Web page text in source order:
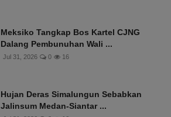
Meksiko Tangkap Bos Kartel CJNG
Dalang Pembunuhan Wali ...
Jul 31, 2026 0 16
Hujan Deras Simalungun Sebabkan
Jalinsum Medan-Siantar ...